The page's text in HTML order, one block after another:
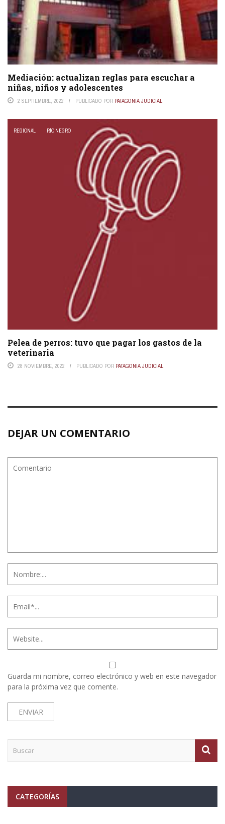
Mediación: actualizan reglas para escuchar a
niñas, niños y adolescentes
2 SEPTIEMBRE, 2022 PUBLICADO POR PATAGONIA JUDICIAL
REGIONAL RÍO NEGRO
Pelea de perros: tuvo que pagar los gastos de la
veterinaria
28 NOVIEMBRE, 2022 PUBLICADO POR PATAGONIA JUDICIAL
DEJAR UN COMENTARIO
Guarda mi nombre, correo electrónico y web en este navegador
para la próxima vez que comente.
CATEGORÍAS